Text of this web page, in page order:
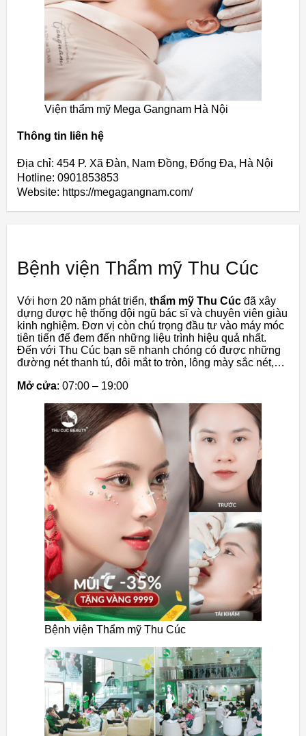
Viện thẩm mỹ Mega Gangnam Hà Nội
Thông tin liên hệ
Địa chỉ: 454 P. Xã Đàn, Nam Đồng, Đống Đa, Hà Nội
Hotline: 0901853853
Website: https://megagangnam.com/
Bệnh viện Thẩm mỹ Thu Cúc
Với hơn 20 năm phát triển, thẩm mỹ Thu Cúc đã xây
dựng được hệ thống đội ngũ bác sĩ và chuyên viên giàu
kinh nghiệm. Đơn vị còn chú trọng đầu tư vào máy móc
tiên tiến để đem đến những liệu trình hiệu quả nhất.
Đến với Thu Cúc bạn sẽ nhanh chóng có được những
đường nét thanh tú, đôi mắt to tròn, lông mày sắc nét,…
Mở cửa: 07:00 – 19:00
Bệnh viện Thẩm mỹ Thu Cúc